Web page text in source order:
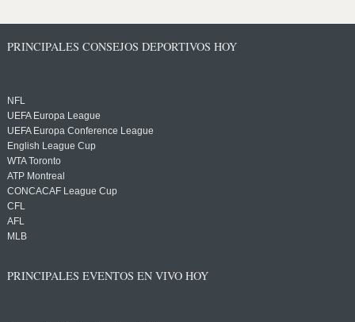
PRINCIPALES CONSEJOS DEPORTIVOS HOY
NFL
UEFA Europa League
UEFA Europa Conference League
English League Cup
WTA Toronto
ATP Montreal
CONCACAF League Cup
CFL
AFL
MLB
PRINCIPALES EVENTOS EN VIVO HOY